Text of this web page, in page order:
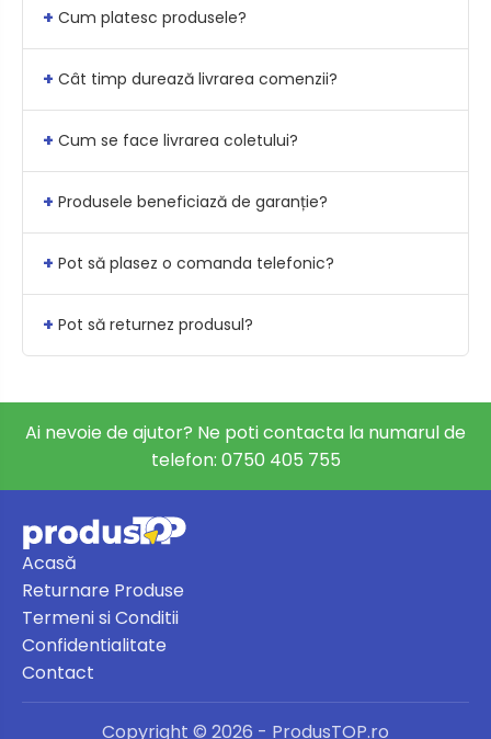
+ Cum platesc produsele?
+ Cât timp durează livrarea comenzii?
+ Cum se face livrarea coletului?
+ Produsele beneficiază de garanție?
+ Pot să plasez o comanda telefonic?
+ Pot să returnez produsul?
Ai nevoie de ajutor? Ne poti contacta la numarul de
telefon: 0750 405 755
Acasă
Returnare Produse
Termeni si Conditii
Confidentialitate
Contact
Copyright © 2026 - ProdusTOP.ro